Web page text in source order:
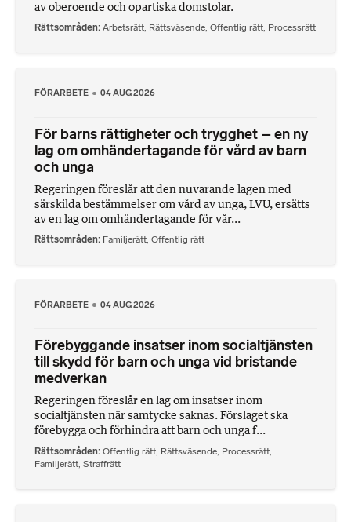
av oberoende och opartiska domstolar.
Rättsområden Arbetsrätt, Rättsväsende, Offentlig rätt, Processrätt
FÖRARBETE 04 AUG 2026
För barns rättigheter och trygghet – en ny
lag om omhändertagande för vård av barn
och unga
Regeringen föreslår att den nuvarande lagen med
särskilda bestämmelser om vård av unga, LVU, ersätts
av en lag om omhändertagande för vår...
Rättsområden Familjerätt, Offentlig rätt
FÖRARBETE 04 AUG 2026
Förebyggande insatser inom socialtjänsten
till skydd för barn och unga vid bristande
medverkan
Regeringen föreslår en lag om insatser inom
socialtjänsten när samtycke saknas. Förslaget ska
förebygga och förhindra att barn och unga f...
Rättsområden Offentlig rätt, Rättsväsende, Processrätt,
Familjerätt, Straffrätt